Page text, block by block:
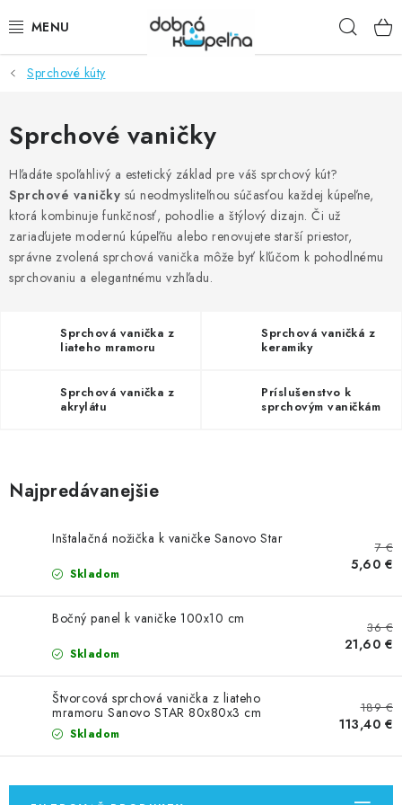
na
SPRCHOVÉ KÚTY
SPRCHOVÉ DVERE
BATÉRIE
VANE
KÚPEĽŇOVÝ NÁBYTOK
SANITA
VÝPREDAJ
Reklamačný poriadok
Blog
Ochrana osobných údajov GDPR
Predajňa Nitra
Formulár na vrátenie tovaru
Sprchové kúty
Sprchové vaničky
Hľadáte spoľahlivý a estetický základ pre váš sprchový kút?
Sprchové vaničky sú neodmysliteľnou súčasťou každej kúpeľne,
ktorá kombinuje funkčnosť, pohodlie a štýlový dizajn. Či už
zariaďujete modernú kúpeľňu alebo renovujete starší priestor,
správne zvolená sprchová vanička môže byť kľúčom k pohodlnému
sprchovaniu a elegantnému vzhľadu.
Sprchová vanička z
liateho mramoru
Sprchová vaničká z
keramiky
Sprchová vanička z
akrylátu
Príslušenstvo k
sprchovým vaničkám
Najpredávanejšie
Inštalačná nožička k vaničke Sanovo Star
Skladom
7 €
5,60 €
Bočný panel k vaničke 100x10 cm
Skladom
36 €
21,60 €
Štvorcová sprchová vanička z liateho
mramoru Sanovo STAR 80x80x3 cm
Skladom
189 €
113,40 €